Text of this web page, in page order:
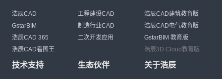
浩辰CAD
GstarBIM
浩辰CAD 365
浩辰CAD看图王
工程建设CAD
制造行业CAD
二次开发应用
浩辰CAD建筑教育版
浩辰CAD电气教育版
GstarBIM 教育版
浩辰3D Cloud教育版
技术支持 生态伙伴 关于浩辰